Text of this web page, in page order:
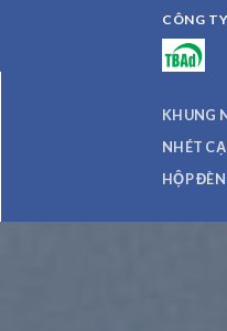
content
CÔNG
KHUNG
NHÉT
HỘP